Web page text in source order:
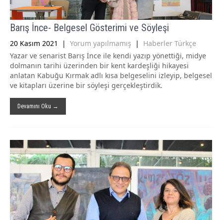
Barış İnce- Belgesel Gösterimi ve Söyleşi
20 Kasım 2021 | Yorum yapılmamış | Haberler Türkçe
Yazar ve senarist Barış İnce ile kendi yazıp yönettiği, midye
dolmanın tarihi üzerinden bir kent kardeşliği hikayesi
anlatan Kabuğu Kırmak adlı kısa belgeselini izleyip, belgesel
ve kitapları üzerine bir söyleşi gerçekleştirdik.
Devamını Oku →